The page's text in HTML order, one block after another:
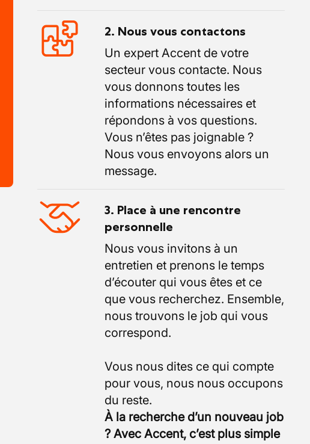
2. Nous vous contactons
Un expert Accent de votre
secteur vous contacte. Nous
vous donnons toutes les
informations nécessaires et
répondons à vos questions.
Vous n’êtes pas joignable ?
Nous vous envoyons alors un
message.
3. Place à une rencontre
personnelle
Nous vous invitons à un
entretien et prenons le temps
d’écouter qui vous êtes et ce
que vous recherchez. Ensemble,
nous trouvons le job qui vous
correspond.
Vous nous dites ce qui compte
pour vous, nous nous occupons
À la recherche d’un nouveau job
? Avec Accent, c’est plus simple